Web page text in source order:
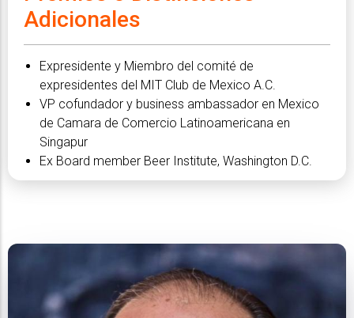
Adicionales
Expresidente y Miembro del comité de
expresidentes del MIT Club de Mexico A.C.
VP cofundador y business ambassador en Mexico
de Camara de Comercio Latinoamericana en
Singapur
Ex Board member Beer Institute, Washington D.C.